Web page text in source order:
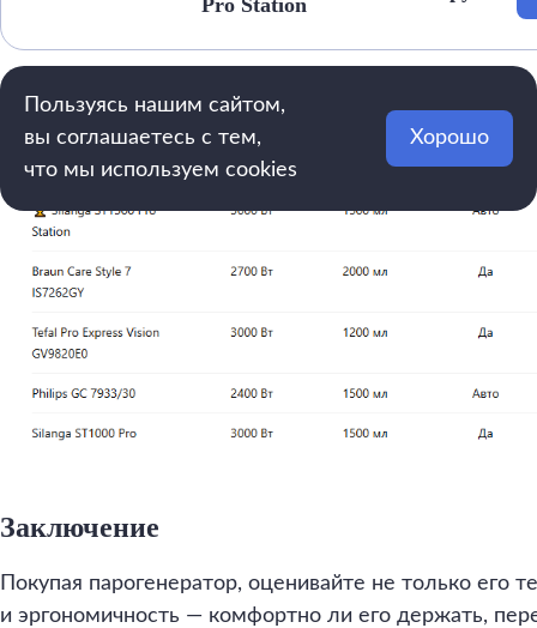
Pro Station
Сравнение парогенераторов
Заключение
Покупая парогенератор, оценивайте не только его
и эргономичность — комфортно ли его держать,
Пользуясь нашим сайтом,
вы соглашаетесь с тем,
что мы используем cookies
Хорошо